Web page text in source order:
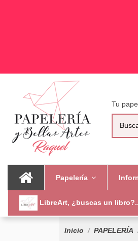
Tu
Papelería
LibreArt, ¿buscas un
Inicio PAPELERÍA